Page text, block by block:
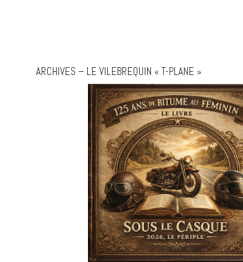
ARCHIVES – LE VILEBREQUIN « T-PLANE »